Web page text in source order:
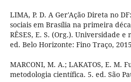
LIMA, P. D. A Ger'Ação Direta no
sociais em Brasília na primeira
RÊSES, E. S. (Org.). Universidade e
ed. Belo Horizonte: Fino Traço,
MARCONI, M. A.; LAKATOS, E. M.
metodologia científica. 5. ed. São